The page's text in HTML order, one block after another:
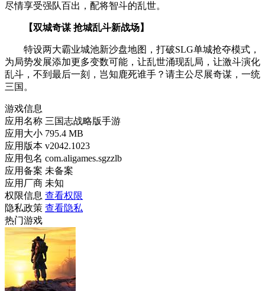
尽情享受强队百出，配将智斗的乱世。
【双城奇谋 抢城乱斗新战场】
特设两大霸业城池新沙盘地图，打破SLG单城抢夺模式，
为局势发展添加更多变数可能，让乱世涌现乱局，让激斗演化
乱斗，不到最后一刻，岂知鹿死谁手？请主公尽展奇谋，一统
三国。
游戏信息
应用名称 三国志战略版手游
应用大小 795.4 MB
应用版本 v2042.1023
应用包名 com.aligames.sgzzlb
应用备案 未备案
应用厂商 未知
权限信息 查看权限
隐私政策 查看隐私
热门游戏